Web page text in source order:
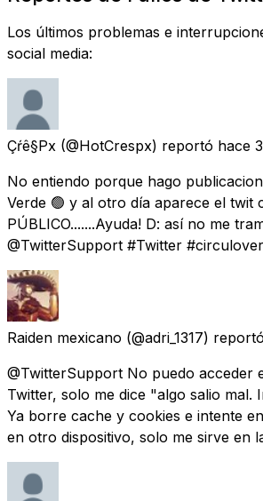
Los últimos problemas e
social media:
Çŕê§Px (@HotCrespx) reportó hace
No entiendo porque hago
Verde 🟢 y al otro día aparece el twit
PÚBLICO.......Ayuda! D: así no me
@TwitterSupport #Twitter
Raiden mexicano (@adri_1317) reportó
@TwitterSupport No puedo acceder
Twitter, solo me dice "algo salio mal.
Ya borre cache y cookies e intente
en otro dispositivo, solo me sirve en